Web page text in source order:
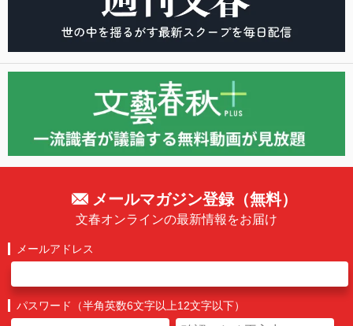
メールマガジン登録（無料）
文春オンラインの最新情報をお届け
メールアドレス
パスワード（半角英数6文字以上12文字以下）